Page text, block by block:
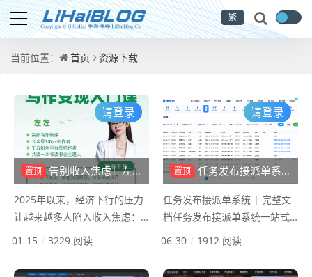
繁
当前位置： 首页 资源下载
置顶 告别收入焦虑！左左自媒体学苑：让写作成为你的终身“睡后收益”引擎
请登录
2025年以来，经济下行的压力
让越来越多人陷入收入焦虑：
职场人面临薪资缩水、晋升停
滞，宝妈们困于家庭难以兼顾
增收，退休群体渴望发挥余热
01-15 / 3229 阅读
置顶 任务发布接派单系统：一站式任务发布、接单、派单、交付、结算平台
请登录
任务发布接派单系统 | 完整文
档任务发布接派单系统一站式
任务发布、接单、派单、交
付、结算平台，支持客户发
单、老师抢单、平台抽成、推
06-30 / 1912 阅读